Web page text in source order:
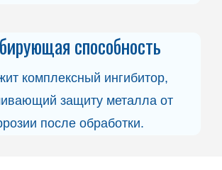
способность
комплексный ингибитор,
защиту металла от
после обработки.